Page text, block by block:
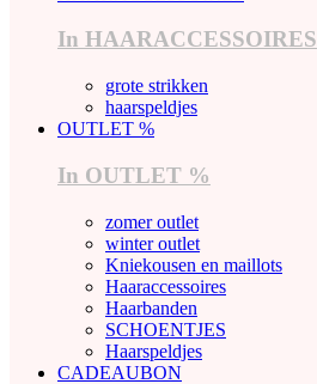
In HAARACCESSOIRES
grote strikken
haarspeldjes
OUTLET %
In OUTLET %
zomer outlet
winter outlet
Kniekousen en maillots
Haaraccessoires
Haarbanden
SCHOENTJES
Haarspeldjes
CADEAUBON